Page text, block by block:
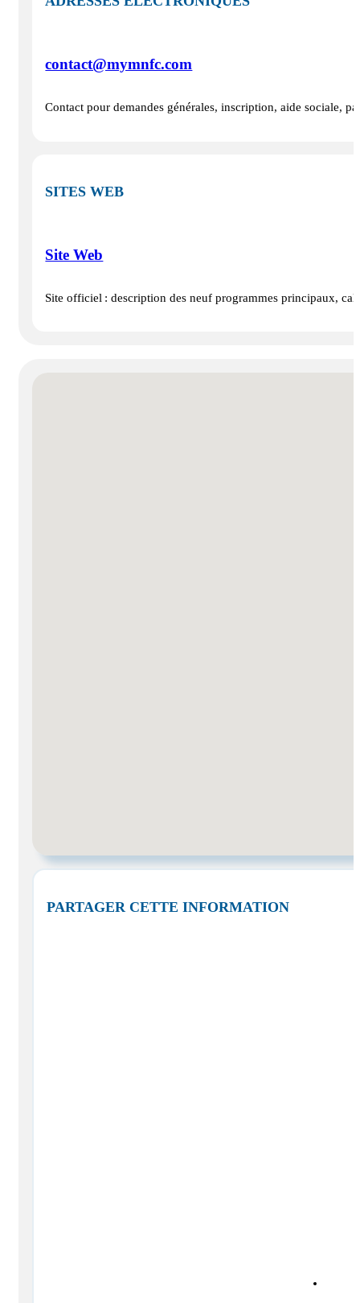
PARTAGER CETTE INFORMATION
contact@mymnfc.com
Contact pour demandes générales, inscription, aide sociale,
SITES WEB
Site Web
Site officiel : description des neuf programmes principaux,